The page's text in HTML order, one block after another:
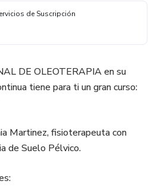
de Suscripción
DE OLEOTERAPIA en su
tiene para ti un gran curso:
Martinez, fisioterapeuta con
de Suelo Pélvico.